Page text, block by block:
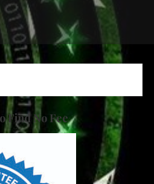
Find No Fee